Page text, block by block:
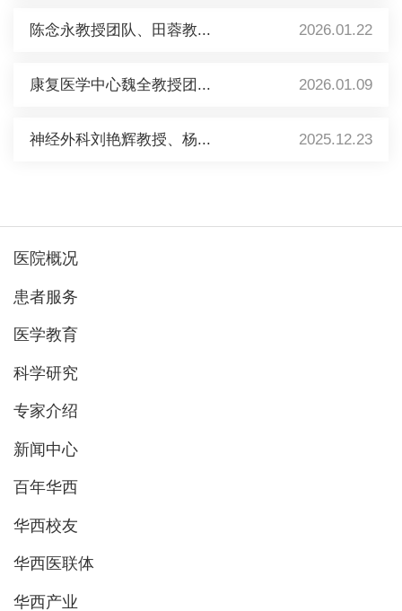
陈念永教授团队、田蓉教... 2026.01.22
康复医学中心魏全教授团... 2026.01.09
神经外科刘艳辉教授、杨... 2025.12.23
医院概况
患者服务
医学教育
科学研究
专家介绍
新闻中心
百年华西
华西校友
华西医联体
华西产业